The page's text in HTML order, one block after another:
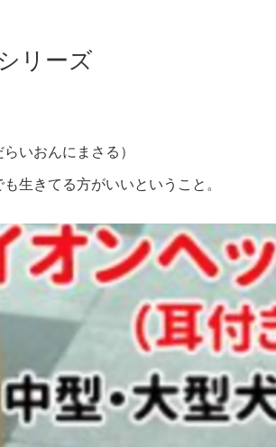
リーズ
いおんにまさる）
生きてる方がいいということ。